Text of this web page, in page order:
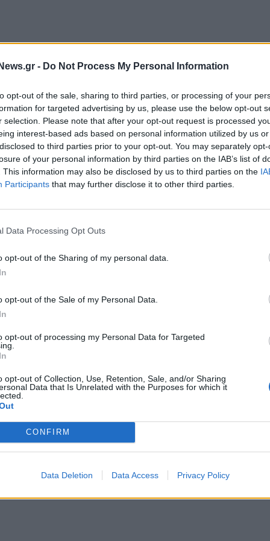
- Do Not Process My Personal Information
opt-out of the sale, sharing to third parties, or processing of your
for targeted advertising by us, please use the below opt-out
selection. Please note that after your opt-out request is processed
interest-based ads based on personal information utilized by us
to third parties prior to your opt-out. You may separately
of your personal information by third parties on the IAB’s list of
This information may also be disclosed by us to third parties on the
Participants that may further disclose it to other third parties.
Data Processing Opt Outs
opt-out of the Sharing of my personal data.
opt-out of the Sale of my Personal Data.
opt-out of processing my Personal Data for Targeted
opt-out of Collection, Use, Retention, Sale, and/or Sharing
Data that Is Unrelated with the Purposes for which it
CONFIRM
Data Deletion Data Access Privacy Policy
παρατηρήθηκε επιβράδυνση 7,3% στις
υποχώρησαν στα 2,94 δισ. ευρώ έναντι 3,17
των πετρελαιοειδών, η
κατά το εξεταζόμενο διάστημα ελαφρά
έναντι 4,16 δισ. ευρώ τον Ιούνιο του 2023.
προοπτικές της παγκόσμιας οικονομίας δεν
ο κίνδυνος γενικευμένης σύρραξης στη
το Ισραήλ με αντίποινα μετά τον θάνατο του
μια σειρά από προκλήσεις (βλ. Χούθι), οι
και το κόστος χρήματος έχει «ακριβύνει»